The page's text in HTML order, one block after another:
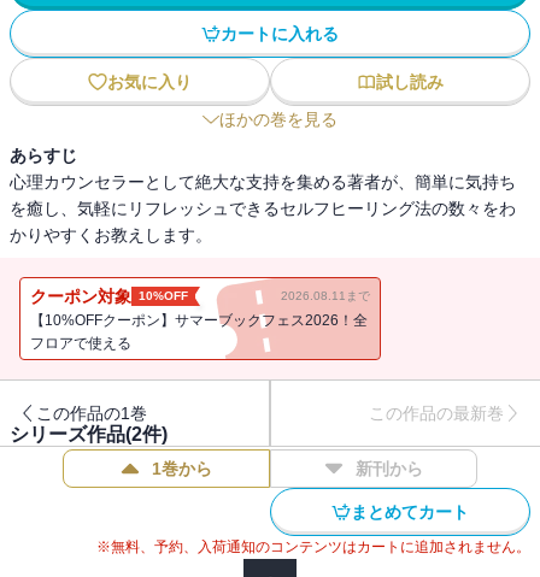
カートに入れる
お気に入り
試し読み
ほかの巻を見る
あらすじ
心理カウンセラーとして絶大な支持を集める著者が、簡単に気持ち
を癒し、気軽にリフレッシュできるセルフヒーリング法の数々をわ
かりやすくお教えします。
クーポン対象 10%OFF 2026.08.11まで
【10%OFFクーポン】サマーブックフェス2026！全
フロアで使える
この作品の1巻 この作品の最新巻
シリーズ作品(2件)
1巻から 新刊から
まとめてカート
※無料、予約、入荷通知のコンテンツはカートに追加されません。